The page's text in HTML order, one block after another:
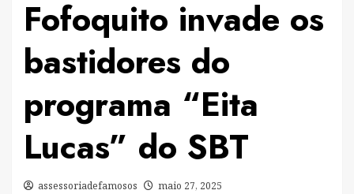
Fofoquito invade os
bastidores do
programa “Eita
Lucas” do SBT
assessoriadefamosos maio 27, 2025